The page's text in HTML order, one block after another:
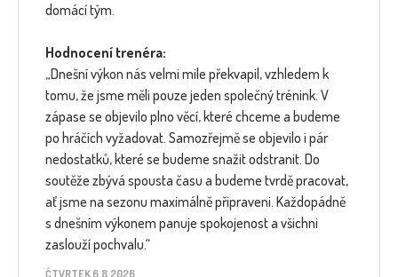
domácí tým.
Hodnocení trenéra:
„Dnešní výkon nás velmi mile překvapil, vzhledem k
tomu, že jsme měli pouze jeden společný trénink. V
zápase se objevilo plno věcí, které chceme a budeme
po hráčích vyžadovat. Samozřejmě se objevilo i pár
nedostatků, které se budeme snažit odstranit. Do
soutěže zbývá spousta času a budeme tvrdě pracovat,
ať jsme na sezonu maximálně připraveni. Každopádně
s dnešním výkonem panuje spokojenost a všichni
zaslouží pochvalu.“
ČTVRTEK 6.8.2026